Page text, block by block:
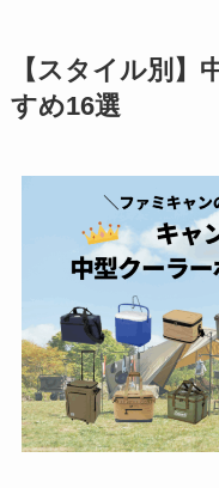
【スタイル別】
すめ16選